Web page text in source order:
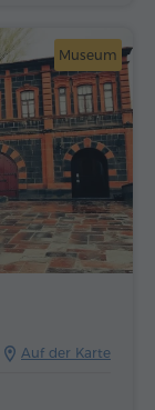
Museum
Auf der Karte